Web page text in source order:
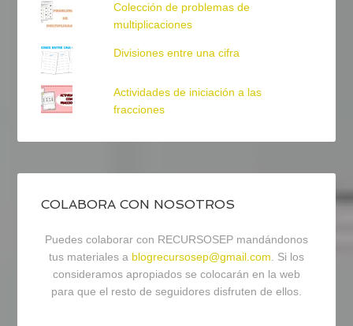
Colección de problemas de
multiplicaciones
Divisiones entre una cifra
Actividades de iniciación a las
fracciones
COLABORA CON NOSOTROS
Puedes colaborar con RECURSOSEP mandándonos
tus materiales a blogrecursosep@gmail.com. Si los
consideramos apropiados se colocarán en la web
para que el resto de seguidores disfruten de ellos.